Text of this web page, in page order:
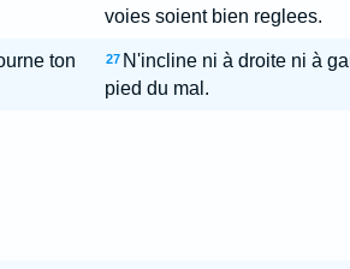
voies soient bien reglees.
ton
27 N'incline ni à droite ni à
pied du mal.